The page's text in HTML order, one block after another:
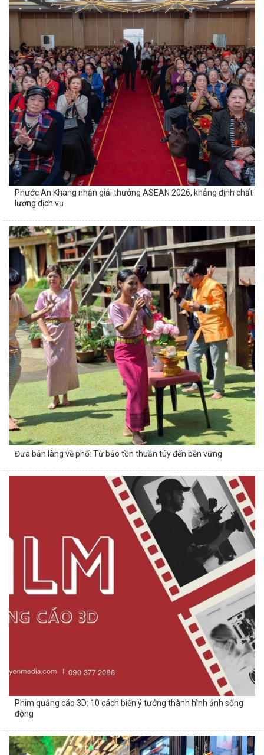
Phước An Khang nhận giải thưởng ASEAN 2026, khẳng định chất
lượng dịch vụ
Đưa bản làng về phố: Từ bảo tồn thuần túy đến bền vững
Phim quảng cáo 3D: 10 cách biến ý tưởng thành hình ảnh sống
động